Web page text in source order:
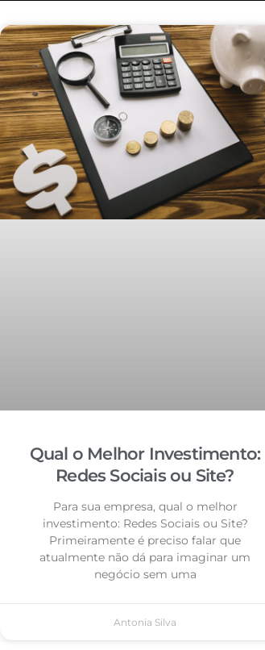
Qual o Melhor Investimento:
Redes Sociais ou Site?
Para sua empresa, qual o melhor
investimento: Redes Sociais ou Site?
Primeiramente é preciso falar que
atualmente não dá para imaginar um
negócio sem uma
Antonia Silva